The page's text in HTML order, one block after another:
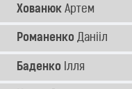
Хованюк Артем
Романенко Данііл
Баденко Ілля